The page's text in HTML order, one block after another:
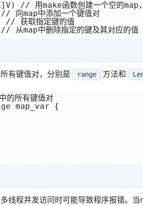
// 用make函数创建一个空的map，
map中添加一个键值对
获取指定键的值
中删除指定的键及其对应的值
有键值对，分别是 range 方法和
的所有键值对
map_var {
线程并发访问时可能导致程序报错。